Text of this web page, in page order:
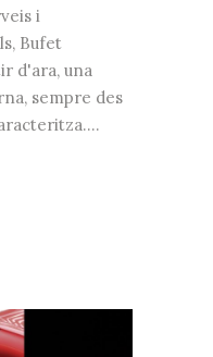
i
Bufet
d'ara, una
sempre des